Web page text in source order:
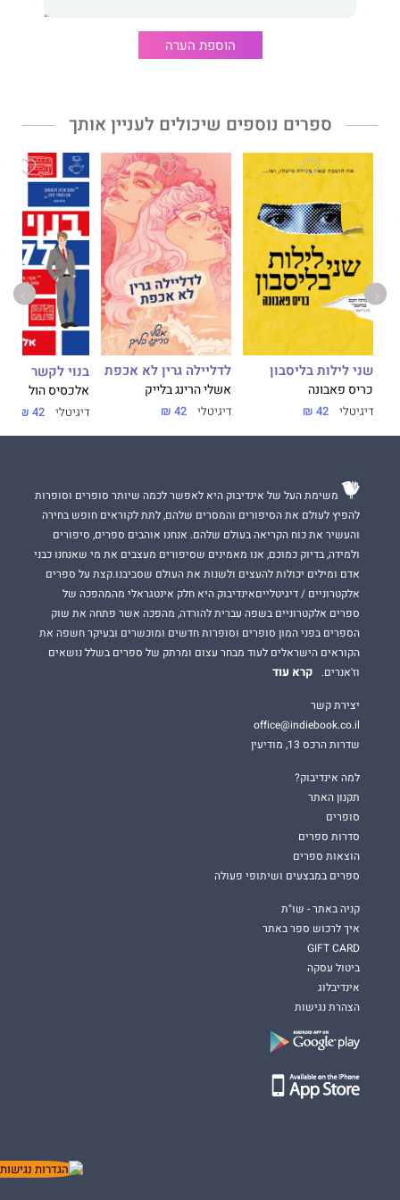
הוספת הערה
ספרים נוספים שיכולים לעניין אותך
שני לילות בליסבון
כריס פאבונה
דיגיטלי 42 ₪
לדליילה גרין לא אכפת
אשלי הרינג בלייק
דיגיטלי 42 ₪
בנוי לקשר
אלכסיס הול
דיגיטלי 42 ₪
משימת העל של אינדיבוק היא לאפשר לכמה שיותר סופרים וסופרות
להפיץ לעולם את הסיפורים והמסרים שלהם, לתת לקוראים חופש בחירה
והעשיר את כוח הקריאה בעולם שלהם. אנחנו אוהבים ספרים, סיפורים
ולמידה, בדיוק כמוכם, אנו מאמינים שסיפורים מעצבים את מי שאנחנו כבני
אדם ומילים יכולות להעצים ולשנות את העולם שסביבנו.קצת על ספרים
אלקטרוניים / דיגיטלייםאינדיבוק היא חלק אינטגראלי מהמהפכה של
ספרים אלקטרוניים בשפה עברית להורדה, מהפכה אשר פתחה את שוק
הספרים בפני המון סופרים וסופרות חדשים ומוכשרים ובעיקר חשפה את
הקוראים הישראלים לעוד מבחר עצום ומרתק של ספרים בשלל נושאים
וז'אנרים.
קרא עוד
יצירת קשר
office@indiebook.co.il
שדרות הרכס 13, מודיעין
למה אינדיבוק?
תקנון האתר
סופרים
סדרות ספרים
הוצאות ספרים
ספרים במבצעים ושיתופי פעולה
קניה באתר - שו"ת
איך לרכוש ספר באתר
GIFT CARD
ביטול עסקה
אינדיבלוג
הצהרת נגישות